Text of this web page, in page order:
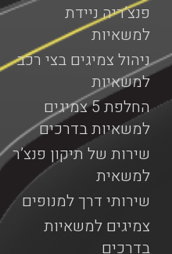
פנצ’ריה ניידת
למשאיות
ניהול צמיגים בצי רכב
למשאיות
החלפת 5 צמיגים
למשאיות בדרכים
שירות של תיקון פנצ’ר
למשאית
שירותי דרך למנופים
צמיגים למשאיות
בדרכים